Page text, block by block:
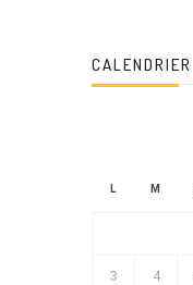
CALENDRIER
L M
3 4